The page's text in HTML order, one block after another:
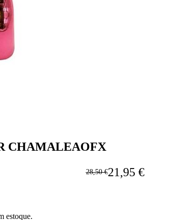
CHAMALEAOFX
28,50 €21,95 €
estoque.